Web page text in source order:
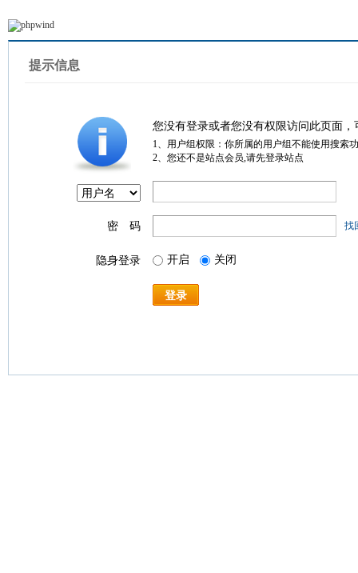
提示信息
您没有登录或者您没有权限访问此页面
1、用户组权限：你所属的用户组不能使用搜索
2、您还不是站点会员,请先登录站点
密 码 找
隐身登录 开启 关闭
登录